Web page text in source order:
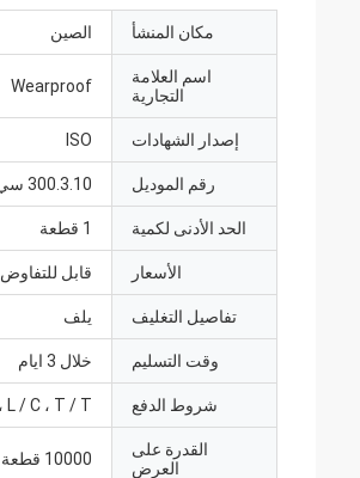
مكان المنشأ الصين
اسم العلامة
التجارية
Wearproof
إصدار الشهادات ISO
رقم الموديل 300.3.10 سي
الحد الأدنى لكمية 1 قطعة
الأسعار قابل للتفاوض
تفاصيل التغليف يلف
وقت التسليم خلال 3 ايام
شروط الدفع L / C ، T / T ، ويسترن يونيون
القدرة على
العرض
10000 قطعة شهريا